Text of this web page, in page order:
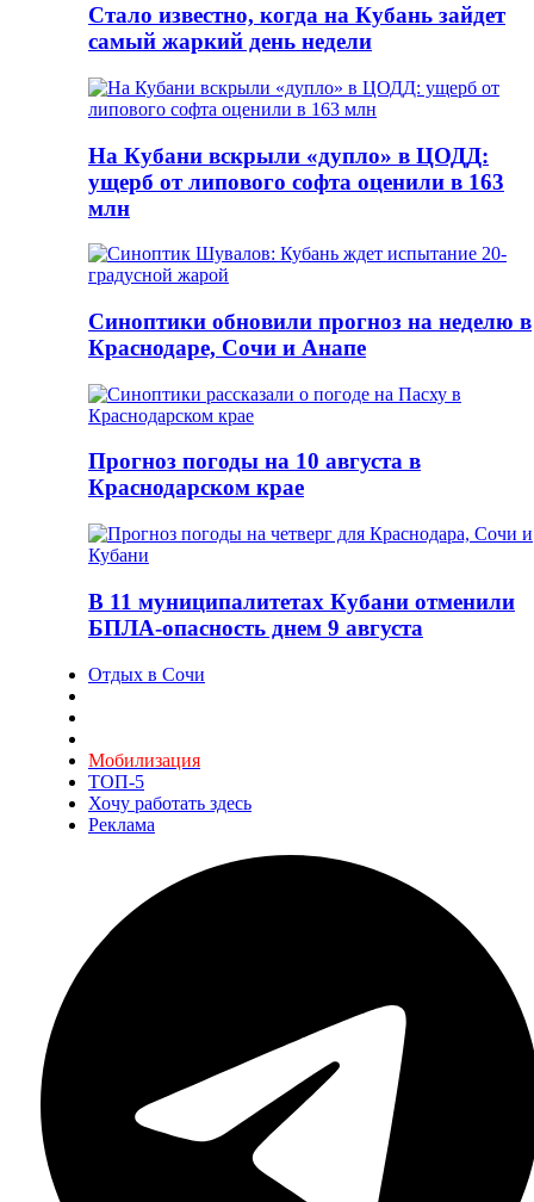
Стало известно, когда на Кубань зайдет
самый жаркий день недели
На Кубани вскрыли «дупло» в ЦОДД:
ущерб от липового софта оценили в 163
млн
Синоптики обновили прогноз на неделю в
Краснодаре, Сочи и Анапе
Прогноз погоды на 10 августа в
Краснодарском крае
В 11 муниципалитетах Кубани отменили
БПЛА-опасность днем 9 августа
Отдых в Сочи
Мобилизация
ТОП-5
Хочу работать здесь
Реклама